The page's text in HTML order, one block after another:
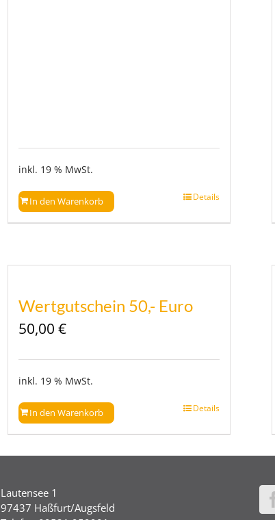
inkl. 19 % MwSt.
In den Warenkorb Details
Wertgutschein 50,- Euro
50,00 €
inkl. 19 % MwSt.
In den Warenkorb Details
Lautensee 1
97437 Haßfurt/Augsfeld